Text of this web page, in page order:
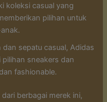
koleksi casual yang
pilihan untuk
dan sepatu casual, Adidas
sneakers dan
fashionable.
berbagai merek ini,